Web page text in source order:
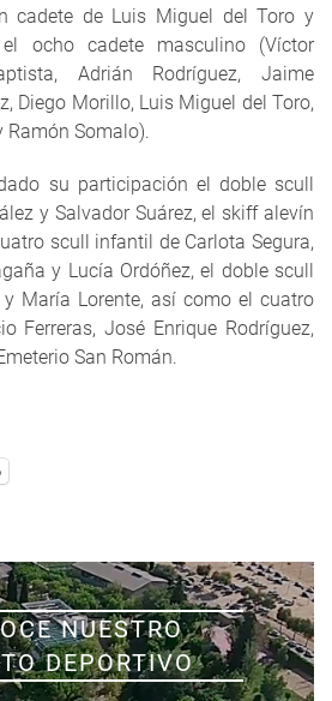
cadete de Luis Miguel del Toro y
ocho cadete masculino (Víctor
Adrián Rodríguez, Jaime
Diego Morillo, Luis Miguel del Toro,
Ramón Somalo).
su participación el doble scull
y Salvador Suárez, el skiff alevín
scull infantil de Carlota Segura,
y Lucía Ordóñez, el doble scull
María Lorente, así como el cuatro
Ferreras, José Enrique Rodríguez,
San Román.
NUESTRO
DEPORTIVO